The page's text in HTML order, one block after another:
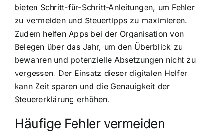
bieten Schritt-für-Schritt-Anleitungen, um Fehler
zu vermeiden und Steuertipps zu maximieren.
Zudem helfen Apps bei der Organisation von
Belegen über das Jahr, um den Überblick zu
bewahren und potenzielle Absetzungen nicht zu
vergessen. Der Einsatz dieser digitalen Helfer
kann Zeit sparen und die Genauigkeit der
Steuererklärung erhöhen.
Häufige Fehler vermeiden